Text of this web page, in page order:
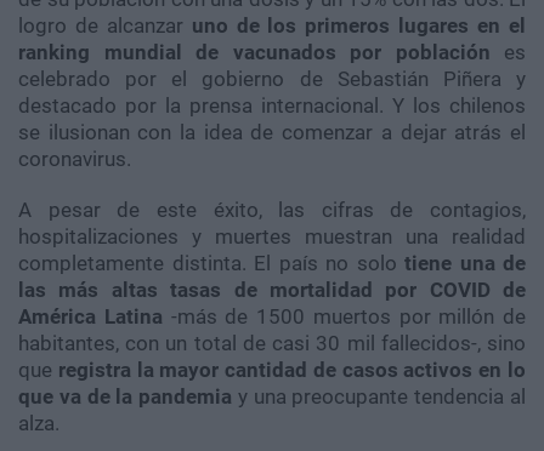
logro de alcanzar uno de los primeros lugares en el
ranking mundial de vacunados por población es
celebrado por el gobierno de Sebastián Piñera y
destacado por la prensa internacional. Y los chilenos
se ilusionan con la idea de comenzar a dejar atrás el
coronavirus.
A pesar de este éxito, las cifras de contagios,
hospitalizaciones y muertes muestran una realidad
completamente distinta. El país no solo tiene una de
las más altas tasas de mortalidad por COVID de
América Latina -más de 1500 muertos por millón de
habitantes, con un total de casi 30 mil fallecidos-, sino
que registra la mayor cantidad de casos activos en lo
que va de la pandemia y una preocupante tendencia al
alza.